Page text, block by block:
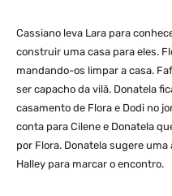
Cassiano leva Lara para
construir uma casa para eles.
mandando-os limpar a casa.
ser capacho da vilã. Donatela
casamento de Flora e Dodi no
conta para Cilene e Donatela
por Flora. Donatela sugere
Halley para marcar o encontro.